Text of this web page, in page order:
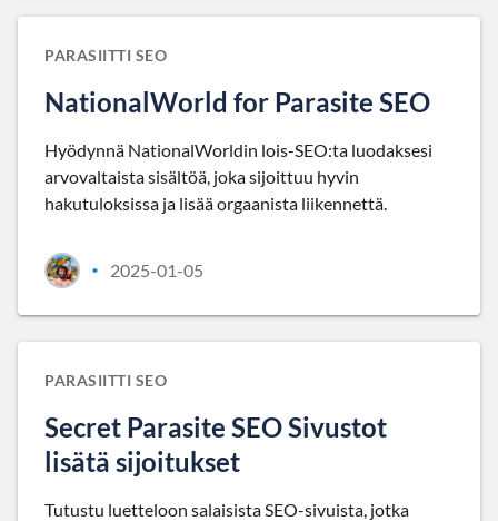
PARASIITTI SEO
NationalWorld for Parasite SEO
Hyödynnä NationalWorldin lois-SEO:ta luodaksesi
arvovaltaista sisältöä, joka sijoittuu hyvin
hakutuloksissa ja lisää orgaanista liikennettä.
• 2025-01-05
PARASIITTI SEO
Secret Parasite SEO Sivustot
lisätä sijoitukset
Tutustu luetteloon salaisista SEO-sivuista, jotka